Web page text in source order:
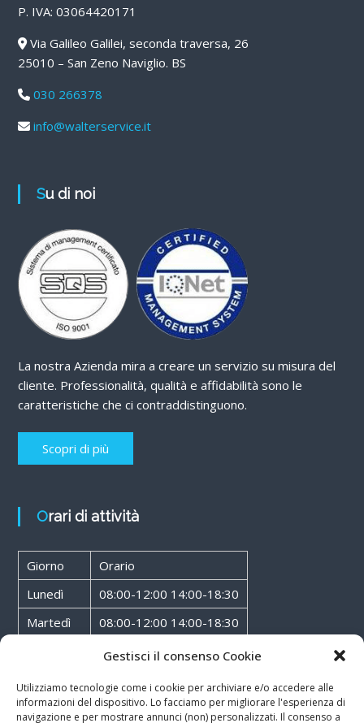
Gestisci il consenso Cookie
Utilizziamo tecnologie come i cookie per archiviare e/o accedere alle
informazioni del dispositivo. Lo facciamo per migliorare l'esperienza di
navigazione e per mostrare annunci (non) personalizzati. Il consenso a
P. IVA: 03064420171
Via Galileo Galilei, seconda traversa, 26
25010 – San Zeno Naviglio. BS
030 266378
info@walterservice.it
Su di noi
La nostra Azienda mira a creare un servizio su misura del
cliente. Professionalità, qualità e affidabilità sono le
caratteristiche che ci contraddistinguono.
Scopri di più
Orari di attività
Giorno
Orario
Lunedì
08:00-12:00 14:00-18:30
Martedì
08:00-12:00 14:00-18:30
08:00-12:00 14:00-18:30
Giovedì
08:00-12:00 14:00-18:30
Venerdì
08:00-12:00 14:00-18:30